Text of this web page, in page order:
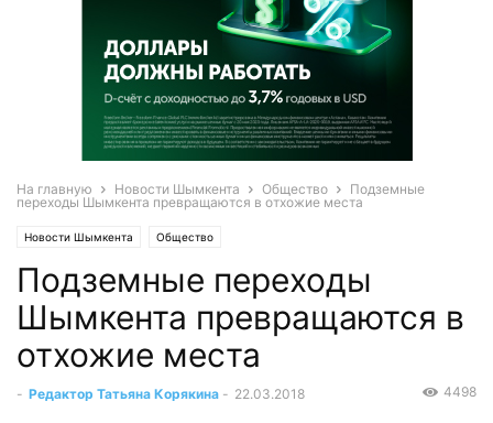
На главную Новости Шымкента Общество
Подземные
переходы Шымкента превращаются в отхожие места
Новости Шымкента Общество
Подземные переходы
Шымкента превращаются в
отхожие места
- Редактор Татьяна Корякина - 22.03.2018 4498